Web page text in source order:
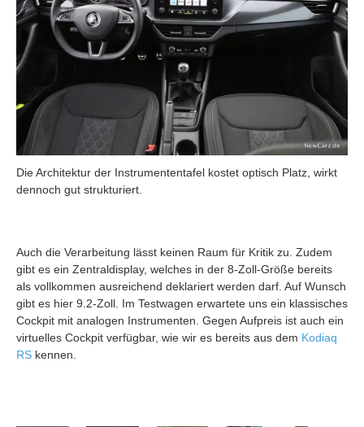
Die Architektur der Instrumententafel kostet optisch Platz, wirkt
dennoch gut strukturiert.
Auch die Verarbeitung lässt keinen Raum für Kritik zu. Zudem
gibt es ein Zentraldisplay, welches in der 8-Zoll-Größe bereits
als vollkommen ausreichend deklariert werden darf. Auf Wunsch
gibt es hier 9.2-Zoll. Im Testwagen erwartete uns ein klassisches
Cockpit mit analogen Instrumenten. Gegen Aufpreis ist auch ein
virtuelles Cockpit verfügbar, wie wir es bereits aus dem Kodiaq
RS kennen.